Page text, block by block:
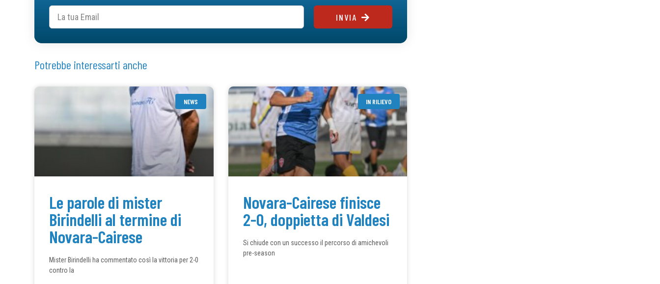
INVIA
Potrebbe interessarti anche
NEWS
Le parole di mister
Birindelli al termine di
Novara-Cairese
Mister Birindelli ha commentato così la vittoria per 2-0
contro la
IN RILIEVO
Novara-Cairese finisce
2-0, doppietta di Valdesi
Si chiude con un successo il percorso di amichevoli
pre-season